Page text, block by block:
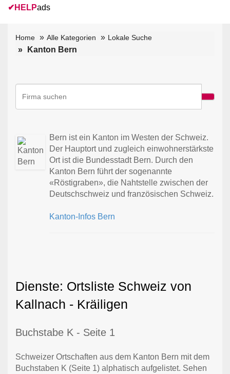
✔ HELPads
Home Alle Kategorien Lokale Suche
Kanton Bern
Bern ist ein Kanton im Westen der Schweiz.
Der Hauptort und zugleich einwohnerstärkste
Ort ist die Bundesstadt Bern. Durch den
Kanton Bern führt der sogenannte
«Röstigraben», die Nahtstelle zwischen der
Deutschschweiz und französischen Schweiz.
Kanton-Infos Bern
Dienste: Ortsliste Schweiz von
Kallnach - Kräiligen
Buchstabe K - Seite 1
Schweizer Ortschaften aus dem Kanton Bern mit dem
Buchstaben K (Seite 1) alphatisch aufgelistet. Sehen